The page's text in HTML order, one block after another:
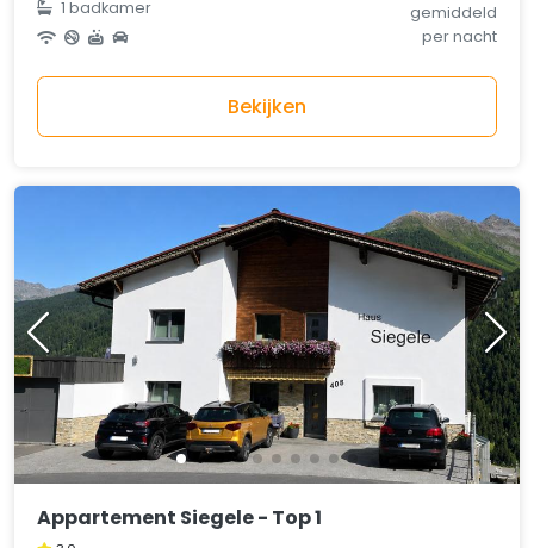
1 badkamer
gemiddeld
per nacht
Bekijken
Appartement Siegele - Top 1